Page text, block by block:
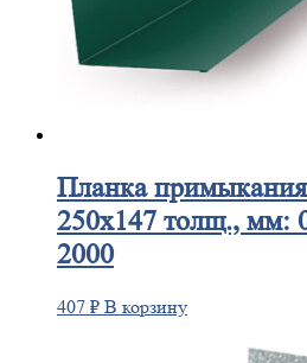
Планка
250х147 толщ., мм:
2000
407 ₽ В корзину